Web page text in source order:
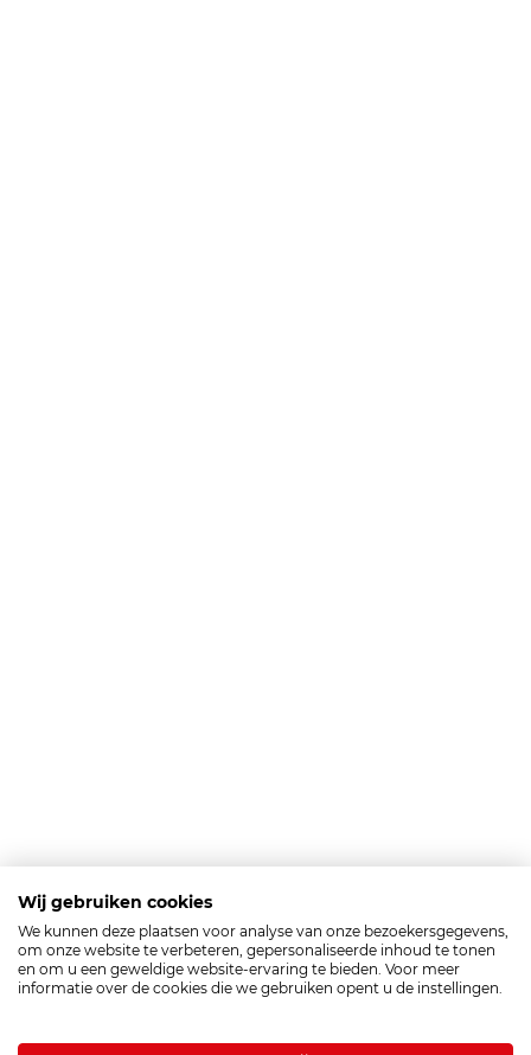
Wij gebruiken cookies
We kunnen deze plaatsen voor analyse van onze bezoekersgegevens,
om onze website te verbeteren, gepersonaliseerde inhoud te tonen
en om u een geweldige website-ervaring te bieden. Voor meer
informatie over de cookies die we gebruiken opent u de instellingen.